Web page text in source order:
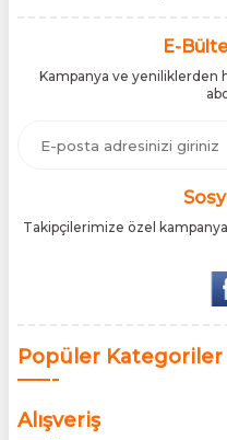
siteleri arasında yer
distribütörlüğünü yürütüyor,
etmektedir. Tüm ithalat
üretici iş birlikleriyle
Türkiye pazarına ulaşmasını
genelinde milyonlarca
Türk tüketicilerle
E-
Kampanya ve yeniliklerden
Takipçilerimize özel
Popüler Kategoriler
Alışveriş